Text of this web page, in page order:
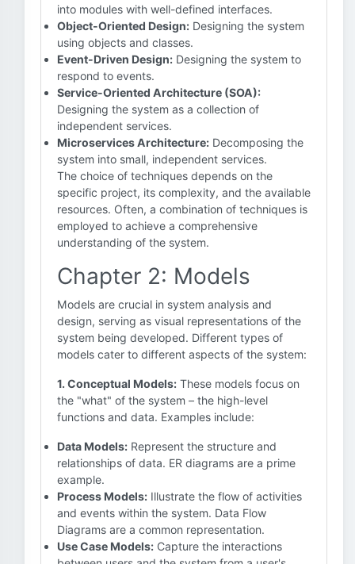
into modules with well-defined interfaces.
Object-Oriented Design: Designing the system
using objects and classes.
Event-Driven Design: Designing the system to
respond to events.
Service-Oriented Architecture (SOA):
Designing the system as a collection of
independent services.
Microservices Architecture: Decomposing the
system into small, independent services.
The choice of techniques depends on the
specific project, its complexity, and the available
resources. Often, a combination of techniques is
employed to achieve a comprehensive
understanding of the system.
Chapter 2: Models
Models are crucial in system analysis and
design, serving as visual representations of the
system being developed. Different types of
models cater to different aspects of the system:
1. Conceptual Models: These models focus on
the "what" of the system – the high-level
functions and data. Examples include:
Data Models: Represent the structure and
relationships of data. ER diagrams are a prime
example.
Process Models: Illustrate the flow of activities
and events within the system. Data Flow
Diagrams are a common representation.
Use Case Models: Capture the interactions